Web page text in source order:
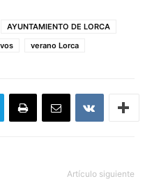
AYUNTAMIENTO DE LORCA
verano Lorca
Artículo siguiente